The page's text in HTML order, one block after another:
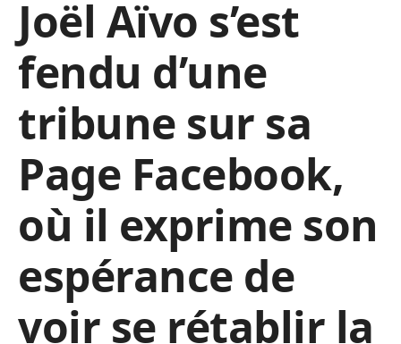
Joël Aïvo s’est
fendu d’une
tribune sur sa
Page Facebook,
où il exprime son
espérance de
voir se rétablir la